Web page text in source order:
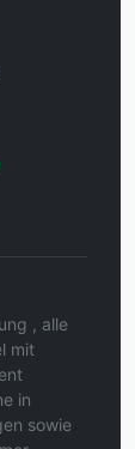
, alle
mit
in
sowie